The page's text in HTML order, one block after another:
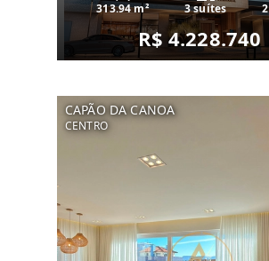
313.94 m² 3 suítes
R$ 4.228.740
CAPÃO DA CANOA
CENTRO